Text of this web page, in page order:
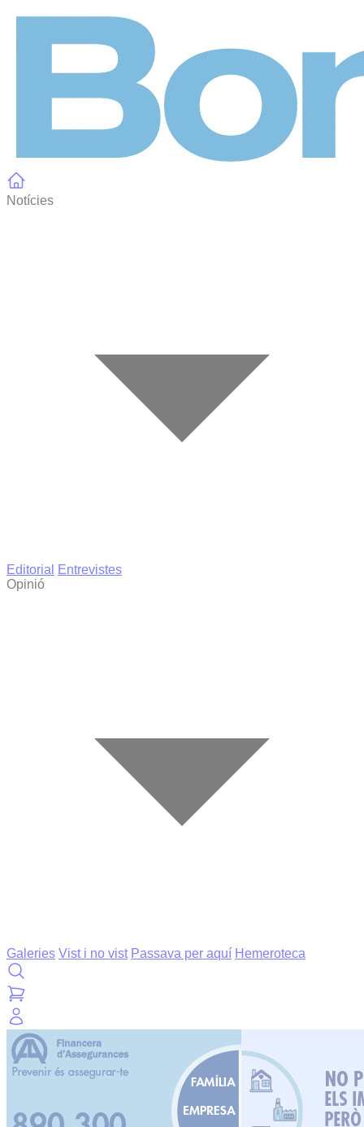
Notícies
Editorial
Entrevistes
Opinió
Galeries Vist i no vist Passava per aquí Hemeroteca